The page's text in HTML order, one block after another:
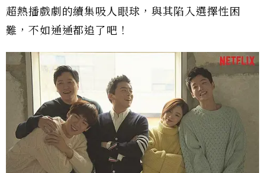
超熱播戲劇的續集吸人眼球，與其陷入選擇性困
難，不如通通都追了吧！